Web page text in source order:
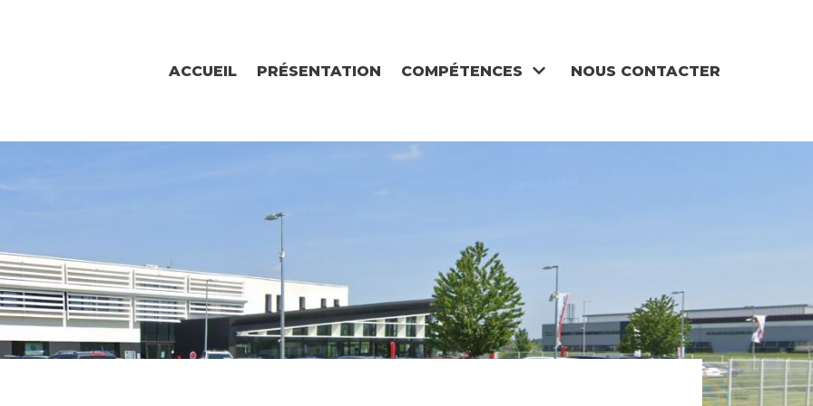
ACCUEIL PRÉSENTATION COMPÉTENCES NOUS CONTACTER